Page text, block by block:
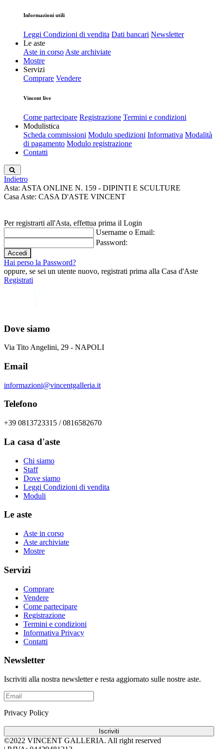
Informazioni utili
Leggi Condizioni di vendita Dati bancari Newsletter
Le aste
Aste in corso Aste archiviate
Mostre
Servizi
Comprare Vendere
Vincent live
Come partecipare Registrazione Termini e condizioni
Modulistica
Scheda commissioni Modulo spedizioni Informativa Modalità
di pagamento Modulo registrazione
Contatti
Indietro
Asta: ASTA ONLINE N. 159 - DIPINTI E SCULTURE
Casa Aste: CASA D'ASTE VINCENT
Per registrarti all'Asta, effettua prima il Login
Username o Email:
Password:
Hai perso la Password?
oppure, se sei un utente nuovo, registrati prima alla Casa d'Aste
Registrati
Dove siamo
Via Tito Angelini, 29 - NAPOLI
Email
informazioni@vincentgalleria.it
Telefono
+39 0813723315 / 0816582670
La casa d'aste
Chi siamo
Staff
Dove siamo
Leggi Condizioni di vendita
Moduli
Le aste
Aste in corso
Aste archiviate
Mostre
Servizi
Comprare
Vendere
Come partecipare
Registrazione
Termini e condizioni
Informativa Privacy
Contatti
Newsletter
Iscriviti alla nostra newsletter e resta aggiornato sulle nostre aste.
Privacy Policy
Iscriviti
©2022 VINCENT GALLERIA. All right reserved